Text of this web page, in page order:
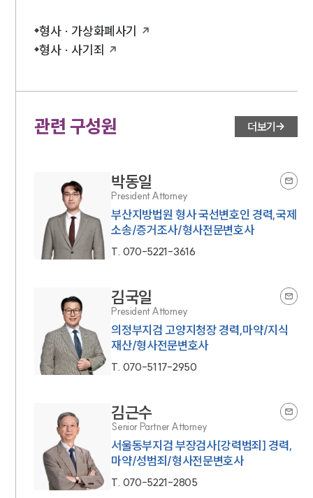
형사 · 가상화폐사기
형사 · 사기죄
관련 구성원 더보기
박동일
President Attorney
부산지방법원 형사 국선변호인 경력,국제
소송/증거조사/형사전문변호사
T. 070-5221-3616
김국일
President Attorney
의정부지검 고양지청장 경력,마약/지식
재산/형사전문변호사
T. 070-5117-2950
김근수
Senior Partner Attorney
서울동부지검 부장검사[강력범죄] 경력,
마약/성범죄/형사전문변호사
T. 070-5221-2805